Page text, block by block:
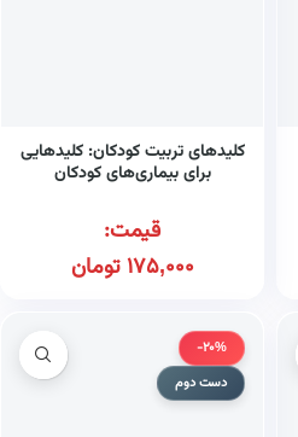
کلیدهای تربیت کودکان: کلیدهایی
برای بیماری‌های کودکان
قیمت:
175,000تومان
-20%
دست دوم